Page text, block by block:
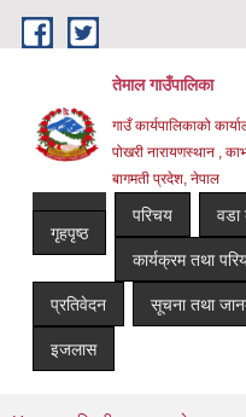
Skip to main content
तेमाल गाउँपालिका
गाउँ कार्यपालिकाको
पोखरी नारायणस्थान ,
बागमती प्रदेश, नेपाल
गृहपृष्ठ
परिचय वडा
कार्यक्रम तथा
प्रतिवेदन सूचना तथा
इजलास